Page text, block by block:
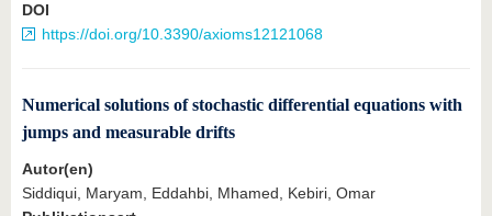
DOI
https://doi.org/10.3390/axioms12121068
Numerical solutions of stochastic differential equations with
jumps and measurable drifts
Autor(en)
Siddiqui, Maryam, Eddahbi, Mhamed, Kebiri, Omar